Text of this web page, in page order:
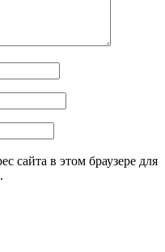
сайта в этом браузере для